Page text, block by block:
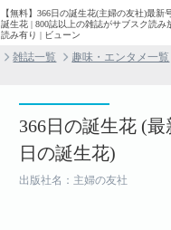
【無料】366日の誕生花(主婦の友社)最新
誕生花 | 800誌以上の雑誌がサブスク読み
読み有り | ビューン
雑誌一覧
趣味・エンタメ一覧
366日の誕生花 (最
日の誕生花)
出版社名：主婦の友社